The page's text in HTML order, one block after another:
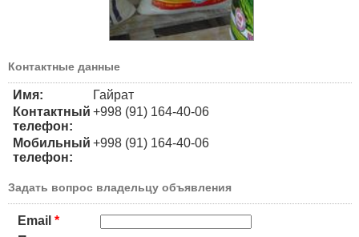
Контактные данные
Имя:
Гайрат
Контактный
телефон:
+998 (91) 164-40-06
Мобильный
телефон:
+998 (91) 164-40-06
Задать вопрос владельцу объявления
Email *